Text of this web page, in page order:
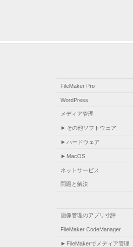
FileMaker Pro
WordPress
メディア管理
その他ソフトウェア
ハードウェア
MacOS
ネットサービス
問題と解決
画像管理のアプリ寸評
FileMaker CodeManager
FileMakerでメディア管理